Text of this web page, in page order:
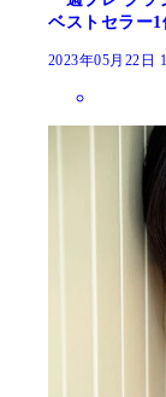
ベストセラー1
2023年05月22日